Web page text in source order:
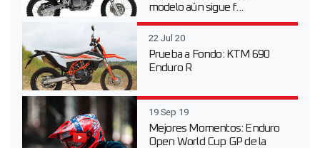
modelo aún sigue f...
22 Jul 20
Prueba a Fondo: KTM 690
Enduro R
19 Sep 19
Mejores Momentos: Enduro
Open World Cup GP de la